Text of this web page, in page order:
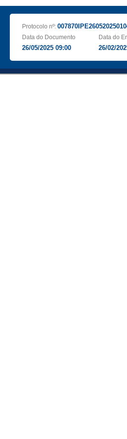
Protocolo nº:
Data do Documento
26/05/2025 09:00
Data do
26/02/